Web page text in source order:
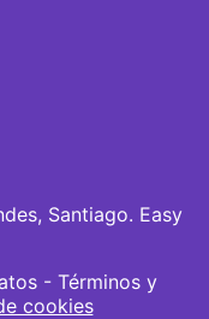
Santiago. Easy
- Términos y
cookies